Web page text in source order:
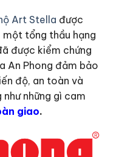
Art Stella được
một tổng thầu hạng
được kiểm chứng
An Phong đảm bảo
độ, an toàn và
những gì cam
giao.